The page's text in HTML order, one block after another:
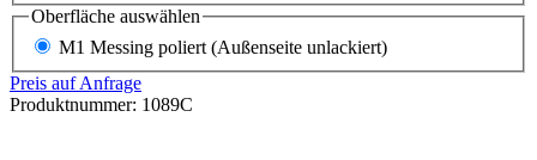
Oberfläche auswählen
M1 Messing poliert (Außenseite unlackiert)
Preis auf Anfrage
Produktnummer: 1089C